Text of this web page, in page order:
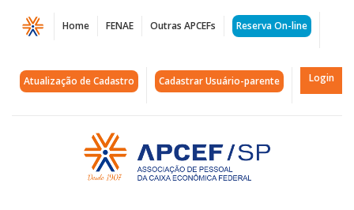
Página
de
confira
Home FENAE Outras APCEFs Reserva On-line
Atualização de Cadastro Cadastrar Usuário-parente Login
Acessar
página
inicial